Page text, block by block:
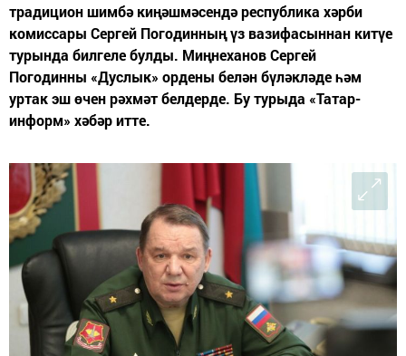
традицион шимбә киңәшмәсендә республика хәрби
комиссары Сергей Погодинның үз вазифасыннан китүе
турында билгеле булды. Миңнеханов Сергей
Погодинны «Дуслык» ордены белән бүләкләде һәм
уртак эш өчен рәхмәт белдерде. Бу турыда «Татар-
информ» хәбәр итте.